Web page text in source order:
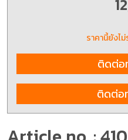
ราคานี้ยังไ
ติดต่อ
ติดต่อ